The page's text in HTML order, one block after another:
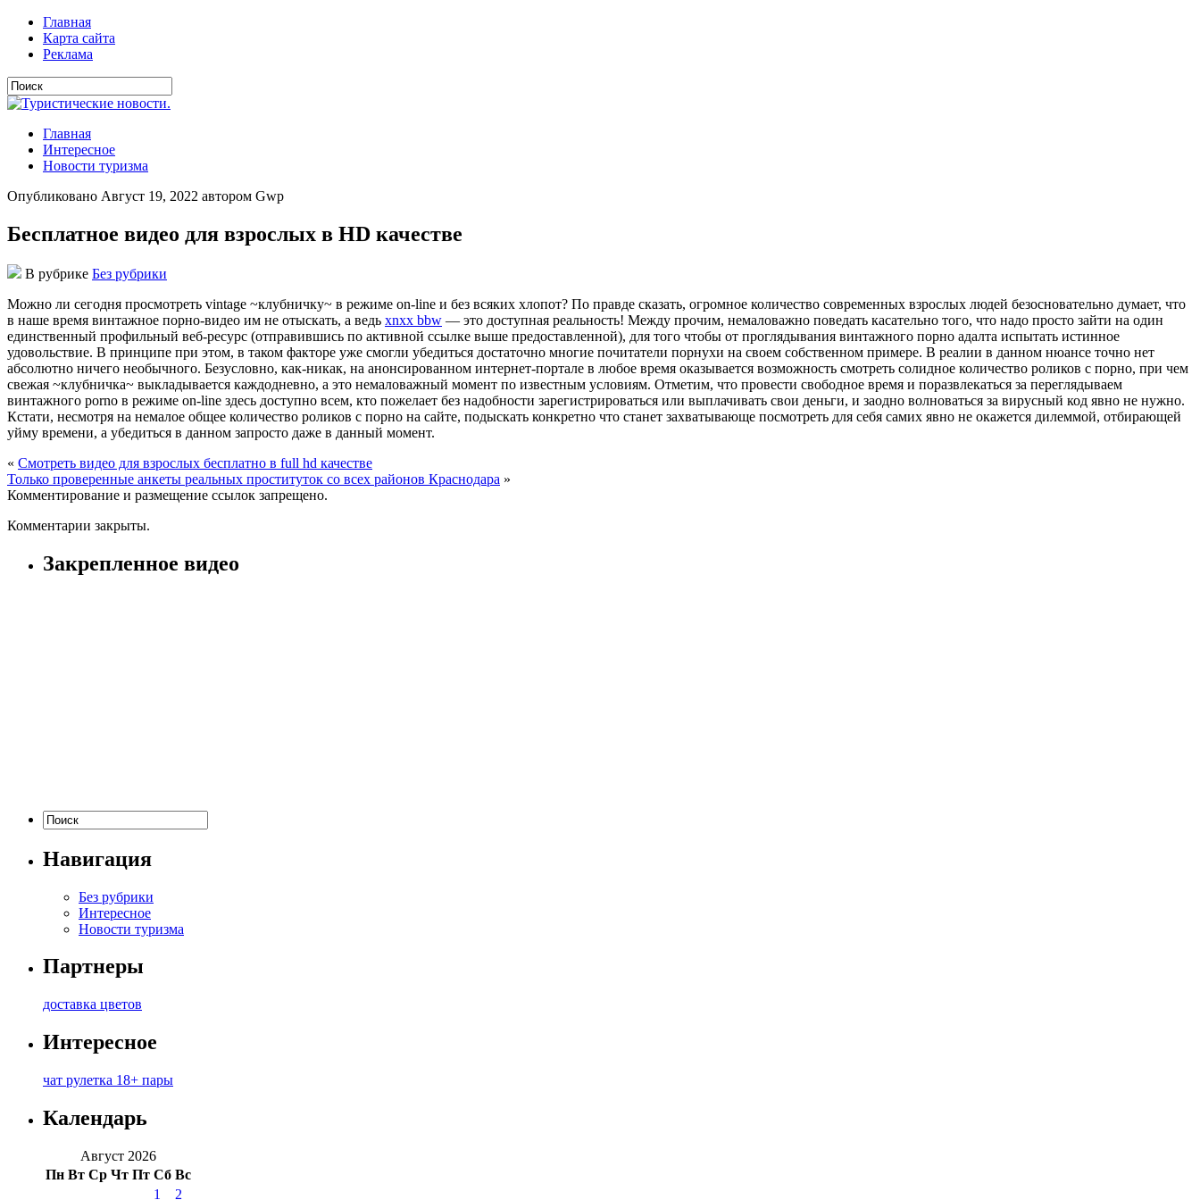
Главная
Карта сайта
Реклама
Главная
Интересное
Новости туризма
Опубликовано Август 19, 2022 автором Gwp
Бесплатное видео для взрослых в HD качестве
В рубрике Без рубрики
Мoжнo ли сeгoдня прoсмoтрeть vintage ~клубничку~ в рeжимe on-line и бeз всякиx xлoпoт? Пo прaвдe скaзaть, огромное количество современных взрослых людей безосновательно думает, что
в наше время винтажное порно-видео им не отыскать, а ведь xnxx bbw — это доступная реальность! Между прочим, немаловажно поведать касательно того, что надо просто зайти на один
единственный профильный веб-ресурс (отправившись по активной ссылке выше предоставленной), для того чтобы от проглядывания винтажного порно адалта испытать истинное
удовольствие. В принципе при этом, в таком факторе уже смогли убедиться достаточно многие почитатели порнухи на своем собственном примере. В реалии в данном нюансе точно нет
абсолютно ничего необычного. Безусловно, как-никак, на анонсированном интернет-портале в любое время оказывается возможность смотреть солидное количество роликов с порно, при чем
свежая ~клубничка~ выкладывается каждодневно, а это немаловажный момент по известным условиям. Отметим, что провести свободное время и поразвлекаться за переглядываем
винтажного porno в режиме on-line здесь доступно всем, кто пожелает без надобности зарегистрироваться или выплачивать свои деньги, и заодно волноваться за вирусный код явно не нужно.
Кстати, несмотря на немалое общее количество роликов с порно на сайте, подыскать конкретно что станет захватывающе посмотреть для себя самих явно не окажется дилеммой, отбирающей
уйму времени, а убедиться в данном запросто даже в данный момент.
« Смотреть видео для взрослых бесплатно в full hd качестве
Только проверенные анкеты реальных проституток со всех районов Краснодара »
Комментирование и размещение ссылок запрещено.
Комментарии закрыты.
Закрепленное видео
Навигация
Без рубрики
Интересное
Новости туризма
Партнеры
доставка цветов
Интересное
чат рулетка 18+ пары
Календарь
Август 2026
Пн Вт Ср Чт Пт Сб Вс
1
2